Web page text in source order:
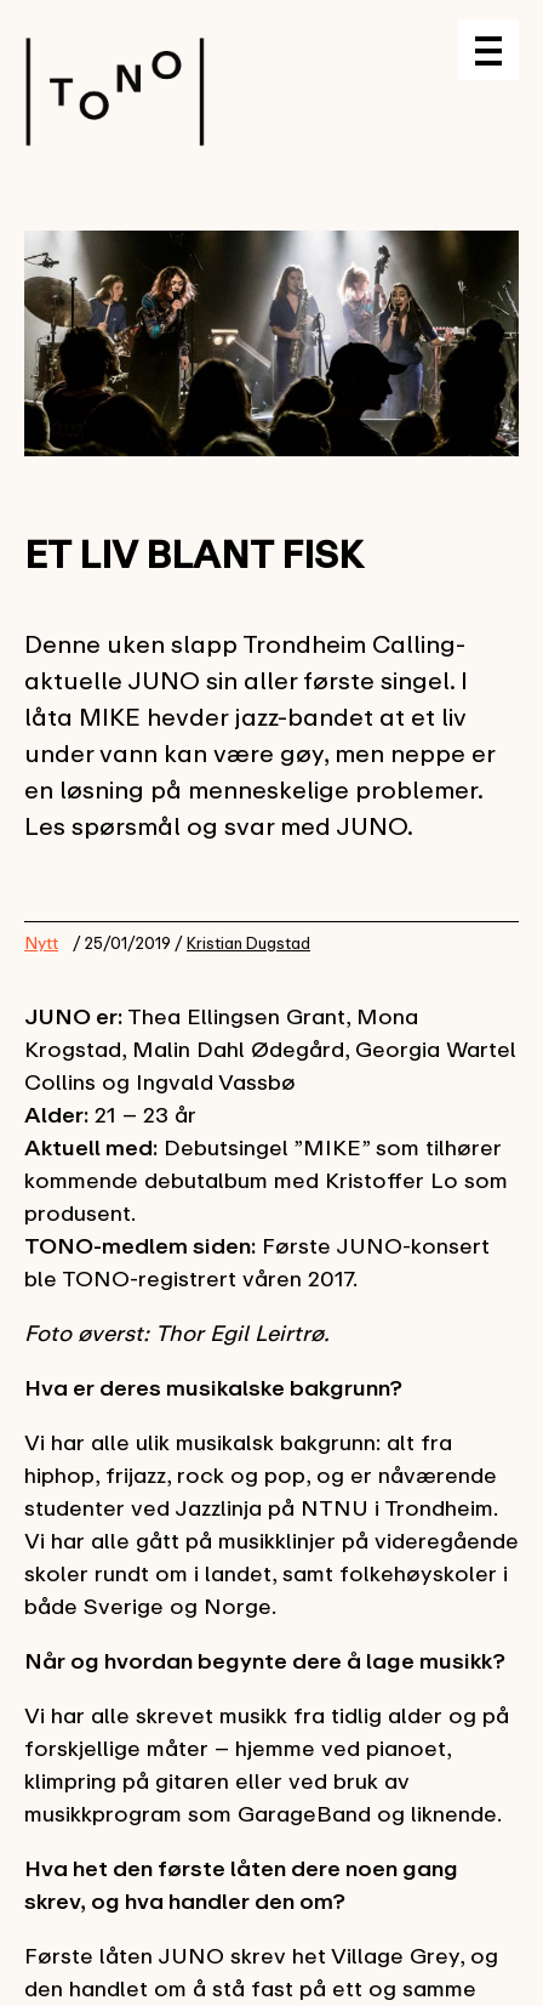
ET LIV BLANT FISK
Denne uken slapp Trondheim Calling-
aktuelle JUNO sin aller første singel. I
låta MIKE hevder jazz-bandet at et liv
under vann kan være gøy, men neppe er
en løsning på menneskelige problemer.
Les spørsmål og svar med JUNO.
Nytt / 25/01/2019 /Kristian Dugstad
JUNO er: Thea Ellingsen Grant, Mona
Krogstad, Malin Dahl Ødegård, Georgia Wartel
Collins og Ingvald Vassbø
Alder: 21 – 23 år
Aktuell med: Debutsingel ”MIKE” som tilhører
kommende debutalbum med Kristoffer Lo som
produsent.
TONO-medlem siden: Første JUNO-konsert
ble TONO-registrert våren 2017.
Foto øverst: Thor Egil Leirtrø.
Hva er deres musikalske bakgrunn?
Vi har alle ulik musikalsk bakgrunn: alt fra
hiphop, frijazz, rock og pop, og er nåværende
studenter ved Jazzlinja på NTNU i Trondheim.
Vi har alle gått på musikklinjer på videregående
skoler rundt om i landet, samt folkehøyskoler i
både Sverige og Norge.
Når og hvordan begynte dere å lage musikk?
Vi har alle skrevet musikk fra tidlig alder og på
forskjellige måter – hjemme ved pianoet,
klimpring på gitaren eller ved bruk av
musikkprogram som GarageBand og liknende.
Hva het den første låten dere noen gang
skrev, og hva handler den om?
Første låten JUNO skrev het Village Grey, og
den handlet om å stå fast på ett og samme